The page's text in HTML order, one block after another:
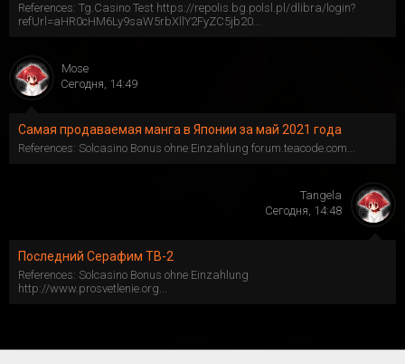
References: Tg.Casino Test https://repolis.bg.polsl.pl/dlibra/login?
refUrl=aHR0cHM6Ly9saW5rbXllY2FyZC5jb20...
Самая продаваемая манга в Японии за май 2021 года
References: Solcasino Bonus ohne Einzahlung forum.teacode.com...
Mose
Сегодня, 14:49
Последний Серафим ТВ-2
References: Solcasino Bonus ohne Einzahlung
http://www.prosvetlenie.org...
Tangela
Сегодня, 14:48